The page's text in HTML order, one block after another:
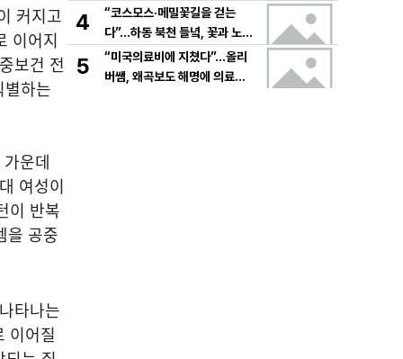
커지고
이어지
보건 전
하는
운데
여성이
이 반복
을 공중
타나는
이어질
9% 기록
4
“코스모스·메밀꽃길을 걷는
다”…하동 북천 들녘, 꽃과 노래
로 물드는 가을의 하루
5
“미국의료비에 지쳤다”…올리
버쌤, 왜곡보도 해명에 의료시